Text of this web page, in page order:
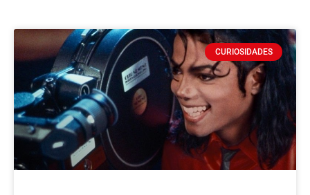
CURIOSIDADES